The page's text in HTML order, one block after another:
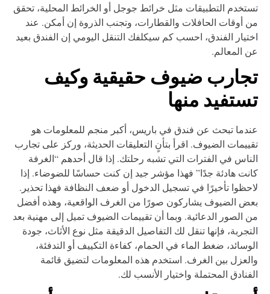
التطبيقات مثل خرائط جوجل أو الخرائط المحلية، تحقق
أوقات الحافلات والقطارات، وتجنب الذروة إن أمكن. عند
الفندق، احسب كم سيكلفك التنقل اليومي إن الفندق بعيد
المعالم.
ضيوف حقيقية وكيف
منها
تبحث عن فندق في باريس، أكبر منجم للمعلومات هو
الضيوف. اقرأ بتأنٍ التعليقات الحديثة، وركز على تجارب
في الفترات التي تشبه رحلتك. إذا قال أحدهم “الغرفة
هادئة جدًا” فهذا مؤشر جيد إن كنت حساسًا للضوضاء. إذا
تأخيرًا في تسجيل الدخول أو ضعف النظافة فهذا تحذير.
الضيوف يشاركون صورًا من الغرف الواقعية، وهذه أفضل
الصور الدعائية. وبما أن تقييمات الضيوف تميل إلى مهنية بعد
فإنها تنقل لك التفاصيل الدقيقة مثل نوع الأثاث، جودة
ضغط الماء في الحمام، كفاءة التكييف أو التدفئة،
بين الغرف. استخدم هذه المعلومات لتضيق قائمة
المحتملة واختيار الأنسب لك.